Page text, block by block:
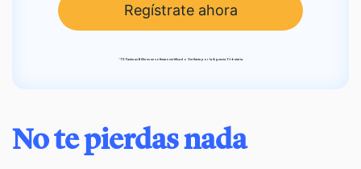
Regístrate ahora
*TS Facturas Billin es un software certificado Verifactu por la Agencia Tributaria.
No te pierdas nada